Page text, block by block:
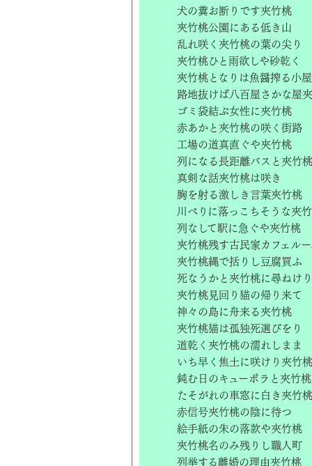
犬の糞お断りです夾竹桃
夾竹桃公園にある低き山
乱れ咲く夾竹桃の葉の尖り
夾竹桃ひと雨欲しや砂乾く
夾竹桃となりは魚醤搾る小屋
路地抜けば八百屋さかな屋
ゴミ袋結ぶ女性に夾竹桃
赤あかと夾竹桃の咲く街路
工場の道真直ぐや夾竹桃
列になる長距離バスと夾竹桃
真剣な話夾竹桃は咲き
胸を射る激しき言葉夾竹桃
川べりに落っこちそうな夾
列なして駅に急ぐや夾竹桃
夾竹桃残す古民家カフェルー
夾竹桃縄で括りし豆腐買ふ
死なうかと夾竹桃に尋ねけり
夾竹桃見回り猫の帰り来て
神々の島に舟来る夾竹桃
夾竹桃猫は孤独死選びをり
道乾く夾竹桃の濡れしまま
いち早く焦土に咲けり夾竹桃
鈍む日のキューポラと夾竹
たそがれの車窓に白き夾竹桃
赤信号夾竹桃の陰に待つ
絵手紙の朱の落款や夾竹桃
夾竹桃名のみ残りし職人町
列挙する離婚の理由夾竹桃